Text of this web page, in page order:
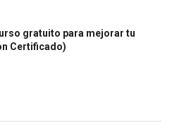
gratuito para mejorar tu
Certificado)